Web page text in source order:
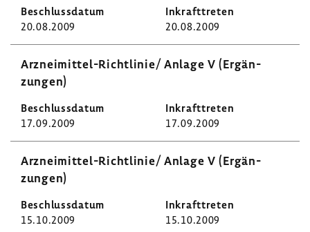
20.08.2009 20.08.2009
Arzneimittel-​Richtlinie/ Anlage V (Ergän­
zungen)
17.09.2009 17.09.2009
Arzneimittel-​Richtlinie/ Anlage V (Ergän­
zungen)
15.10.2009 15.10.2009